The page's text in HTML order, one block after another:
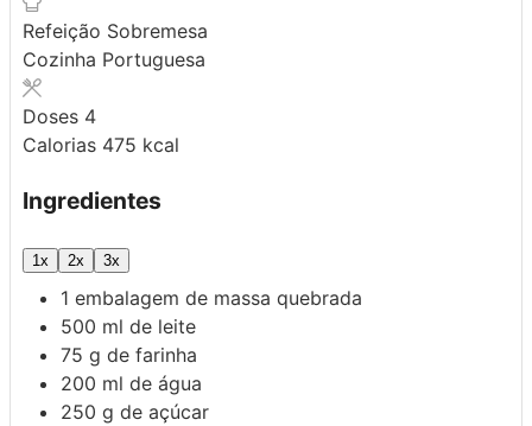
Refeição Sobremesa
Cozinha Portuguesa
Doses 4
Calorias 475 kcal
Ingredientes
1x 2x 3x
1 embalagem de massa quebrada
500 ml de leite
75 g de farinha
200 ml de água
250 g de açúcar